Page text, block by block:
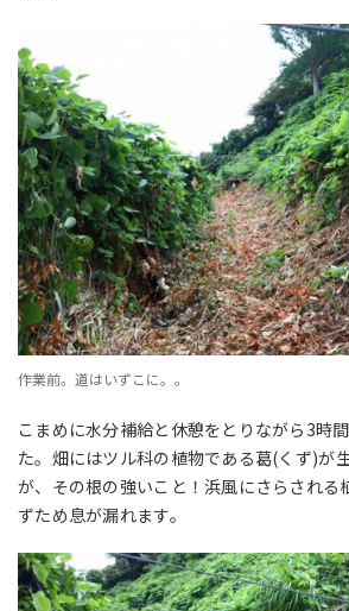
作業前。道はいずこに。。
こまめに水分補給と休憩をとりながら3時
た。畑にはツル科の植物である葛(くず)が
が、その根の強いこと！浜風にさらされる
ずため息が漏れます。